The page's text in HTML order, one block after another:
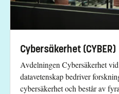
Cybersäkerhet (CYBER)
Avdelningen Cybersäkerhet
datavetenskap bedriver
cybersäkerhet och består av